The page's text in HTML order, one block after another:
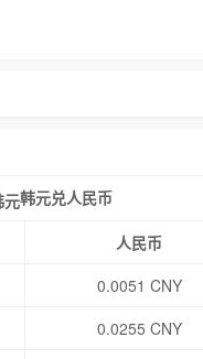
韩元兑人民币
人民币
0.0051 CNY
0.0255 CNY